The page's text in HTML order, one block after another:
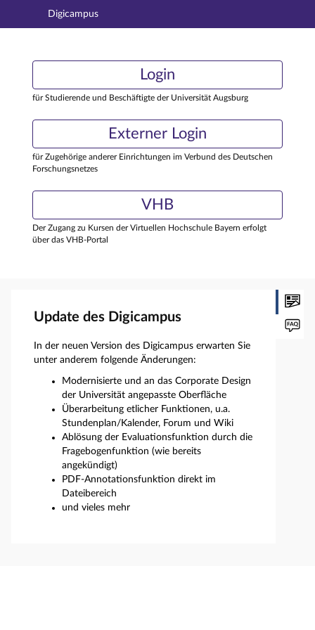
Hauptnavigation
Externer Login
Digicampus
Login
für Studierende und Beschäftigte der Universität Augsburg
Externer Login
für Zugehörige anderer Einrichtungen im Verbund des Deutschen
Forschungsnetzes
VHB
Der Zugang zu Kursen der Virtuellen Hochschule Bayern erfolgt
über das VHB-Portal
Update des Digicampus
In der neuen Version des Digicampus erwarten Sie
unter anderem folgende Änderungen:
Modernisierte und an das Corporate Design
der Universität angepasste Oberfläche
Überarbeitung etlicher Funktionen, u.a.
Stundenplan/Kalender, Forum und Wiki
Ablösung der Evaluationsfunktion durch die
Fragebogenfunktion (wie bereits
angekündigt)
PDF-Annotationsfunktion direkt im
Dateibereich
und vieles mehr